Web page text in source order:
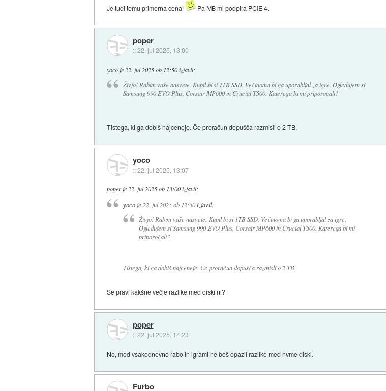
Je tudi temu primerna cena! Pa MB mi podpira PCIE 4.
poper
::22. jul 2025, 13:00
yoco je 22. jul 2025 ob 12:50 izjavil:
Živjo! Rabim vaše nasvete. Kupil bi si 1TB SSD. Večinoma bi ga uporabljal za igre. Ogledujem si
Samsung 990 EVO Plus, Corsair MP600 in Crucial T500. Katerega bi mi priporočali?
Tistega, ki ga dobiš najceneje. Če proračun dopušča razmisli o 2 TB.
yoco
::22. jul 2025, 13:07
poperje22. jul 2025 ob 13:00 izjavil:
yocoje 22. jul 2025 ob 12:50 izjavil:
Živjo! Rabim vaše nasvete. Kupil bi si 1TB SSD. Večinoma bi ga uporabljal za igre.
Ogledujem si Samsung 990 EVO Plus, Corsair MP600 in Crucial T500. Katerega bi mi
priporočali?
Tistega, ki ga dobiš najceneje. Če proračun dopušča razmisli o 2 TB.
Se pravi kakšne večje razlike med diski ni?
poper
::22. jul 2025, 14:23
Ne, med vsakodnevno rabo in igrami ne boš opazil razlike med nvme diski.
Furbo